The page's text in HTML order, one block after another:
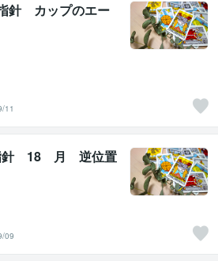
針 カップのエー
11
針 18 月 逆位置
09